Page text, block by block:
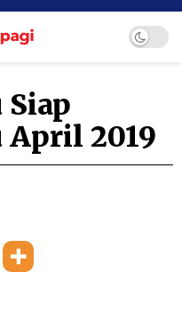
Siap
April 2019